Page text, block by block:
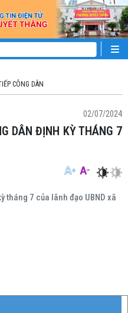
CÔNG DÂN
02/07/2024
7 của lãnh đạo UBND xã